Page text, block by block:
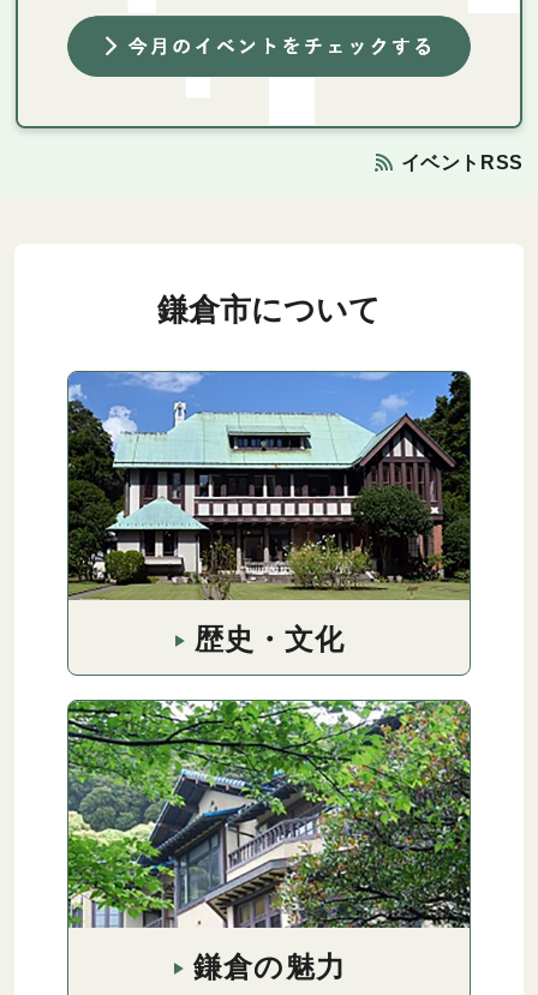
イベントRSS
鎌倉市について
歴史・文化
鎌倉の魅力